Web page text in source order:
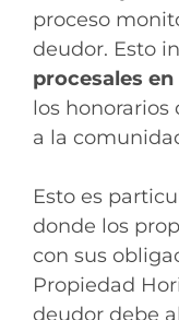
proceso
deudor. Esto
procesales
los honorarios
a la
Esto es
donde los
con sus
Propiedad
deudor debe